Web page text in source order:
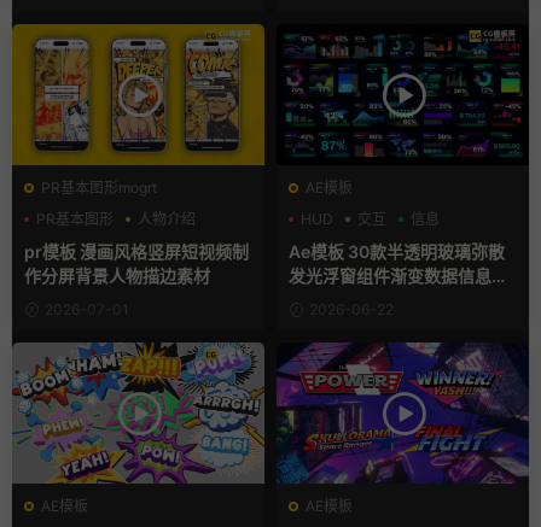
PR基本图形mogrt
PR基本图形
人物介绍
动漫
pr模板 漫画风格竖屏短视频制
作分屏背景人物描边素材
2026-07-01
AE模板
HUD
交互 信息
Ae模板 30款半透明玻璃弥散
发光浮窗组件渐变数据信息图
2026-06-22
AE模板
AE模板